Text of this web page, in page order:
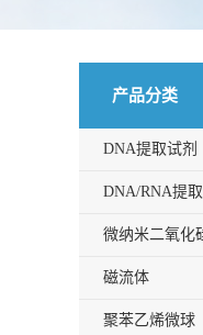
产品分类
DNA提取试剂
DNA/RNA提
微纳米二氧化
磁流体
聚苯乙烯微球